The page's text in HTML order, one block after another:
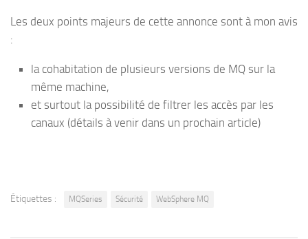
Les deux points majeurs de cette annonce sont à mon avis
:
la cohabitation de plusieurs versions de MQ sur la
même machine,
et surtout la possibilité de filtrer les accès par les
canaux (détails à venir dans un prochain article)
Étiquettes : MQSeries Sécurité WebSphere MQ